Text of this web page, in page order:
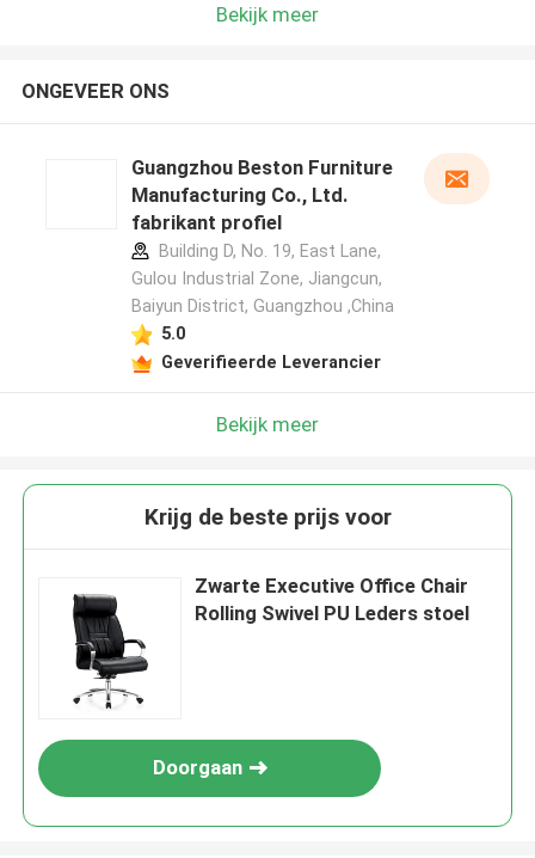
Bekijk meer
ONGEVEER ONS
Guangzhou Beston Furniture
Manufacturing Co., Ltd.
fabrikant profiel
Building D, No. 19, East Lane,
Gulou Industrial Zone, Jiangcun,
Baiyun District, Guangzhou ,China
5.0
Geverifieerde Leverancier
Bekijk meer
Krijg de beste prijs voor
Zwarte Executive Office Chair
Rolling Swivel PU Leders stoel
Doorgaan